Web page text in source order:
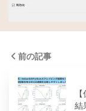
前の記事
結